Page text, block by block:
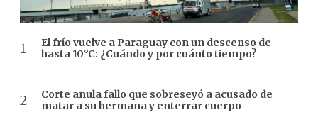
El frío vuelve a Paraguay con un descenso de
hasta 10°C: ¿Cuándo y por cuánto tiempo?
Corte anula fallo que sobreseyó a acusado de
matar a su hermana y enterrar cuerpo